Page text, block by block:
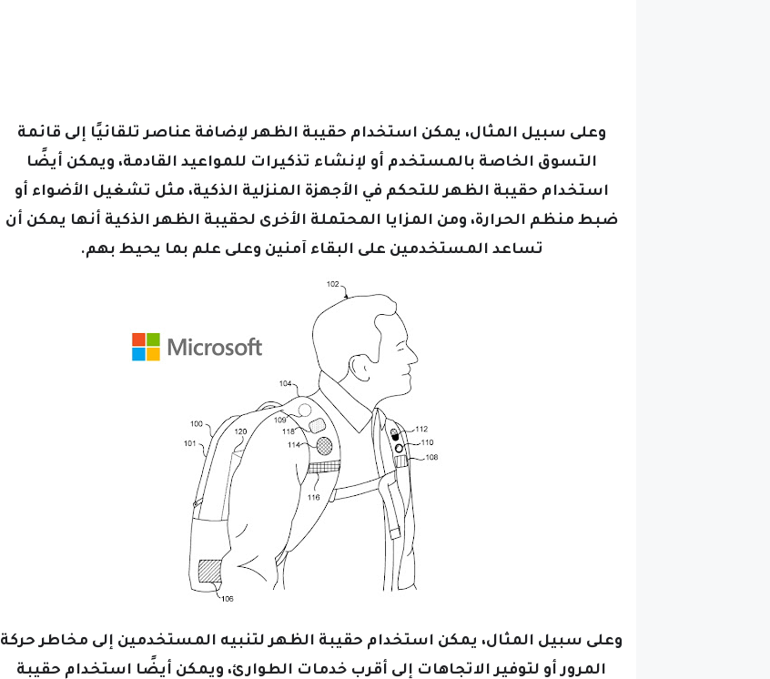
وعلى سبيل المثال، يمكن استخدام حقيبة الظهر لإضافة عناصر تلقائيًا إلى قائمة
التسوق الخاصة بالمستخدم أو لإنشاء تذكيرات للمواعيد القادمة، ويمكن أيضًا
استخدام حقيبة الظهر للتحكم في الأجهزة المنزلية الذكية، مثل تشغيل الأضواء أو
ضبط منظم الحرارة، ومن المزايا المحتملة الأخرى لحقيبة الظهر الذكية أنها يمكن أن
تساعد المستخدمين على البقاء آمنين وعلى علم بما يحيط بهم.
وعلى سبيل المثال، يمكن استخدام حقيبة الظهر لتنبيه المستخدمين إلى مخاطر حركة
المرور أو لتوفير الاتجاهات إلى أقرب خدمات الطوارئ، ويمكن أيضًا استخدام حقيبة